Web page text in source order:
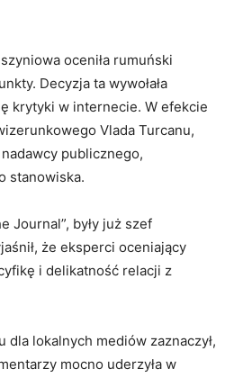
oceniła rumuński
Decyzja ta wywołała
krytyki w internecie. W efekcie
Vlada Turcanu,
publicznego,
stanowiska.
Journal”, były już szef
że eksperci oceniający
i delikatność relacji z
dla lokalnych mediów zaznaczył,
mocno uderzyła w